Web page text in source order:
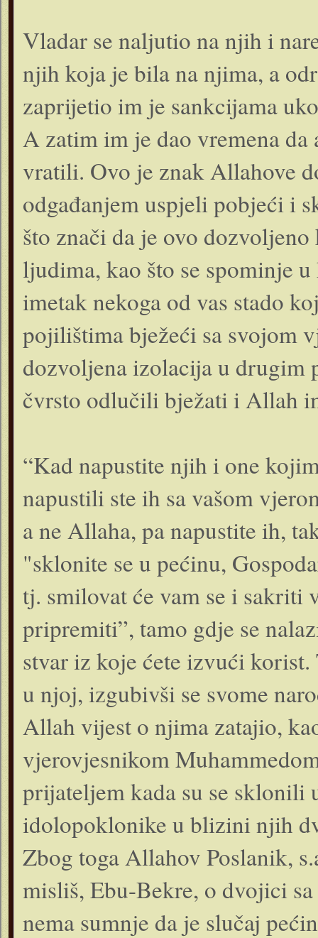
Vladar se naljutio na njih i
njih koja je bila na njima, a
zaprijetio im je sankcijama
A zatim im je dao vremena
vratili. Ovo je znak Allahove
odgađanjem uspjeli pobjeći i
što znači da je ovo
ljudima, kao što se spominje
imetak nekoga od vas stado
pojilištima bježeći sa svojom
dozvoljena izolacija u drugim
čvrsto odlučili bježati i Allah
“Kad napustite njih i one
napustili ste ih sa vašom
a ne Allaha, pa napustite ih,
"sklonite se u pećinu,
tj. smilovat će vam se i sakriti
pripremiti”, tamo gdje se
stvar iz koje ćete izvući
u njoj, izgubivši se svome
Allah vijest o njima zatajio,
vjerovjesnikom
prijateljem kada su se
idolopoklonike u blizini njih
Zbog toga Allahov Poslanik,
misliš, Ebu-Bekre, o dvojici
nema sumnje da je slučaj